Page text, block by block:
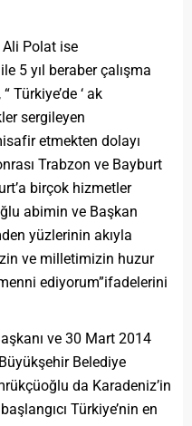
Ali Polat ise
5 yıl beraber çalışma
Türkiye’de ‘ ak
sergileyen
etmekten dolayı
Trabzon ve Bayburt
birçok hizmetler
abimin ve Başkan
yüzlerinin akıyla
ve milletimizin huzur
ediyorum”ifadelerini
ve 30 Mart 2014
Belediye
da Karadeniz’in
Türkiye’nin en